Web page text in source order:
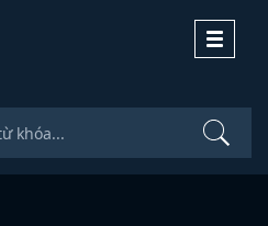
Toggle